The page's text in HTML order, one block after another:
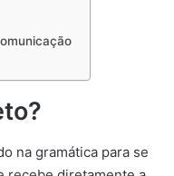
na gramática para se